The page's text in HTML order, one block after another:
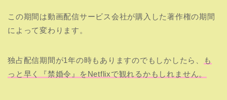
この期間は動画配信サービス会社が購入した著作権の期間
によって変わります。
独占配信期間が1年の時もありますのでもしかしたら、
も
っと早く『禁婚令』をNetflixで観れるかもしれません。